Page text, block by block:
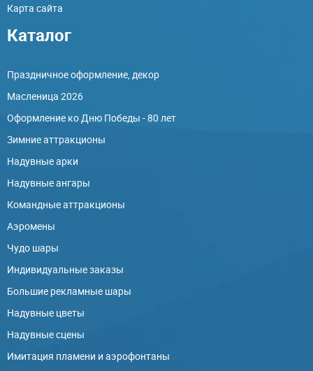
Карта сайта
Каталог
Праздничное оформление, декор
Масленица 2026
Оформление ко Дню Победы - 80 лет
Зимние аттракционы
Надувные арки
Надувные ангары
Командные аттракционы
Аэромены
Чудо шары
Индивидуальные заказы
Большие рекламные шары
Надувные цветы
Надувные сцены
Имитация пламени и аэрофонтаны